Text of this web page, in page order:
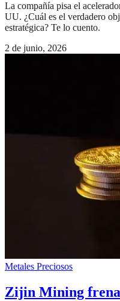
La compañía pisa el
UU. ¿Cuál es el verdadero
estratégica? Te lo cuento.
2 de junio, 2026
Metales Preciosos
Zijin Mining frena